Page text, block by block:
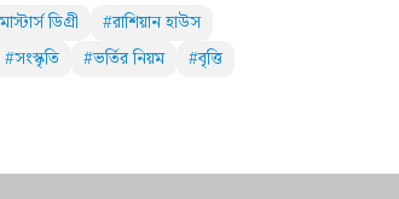
ডিগ্রী
#রাশিয়ান হাউস
#সংস্কৃতি #ভর্তির নিয়ম #বৃত্তি